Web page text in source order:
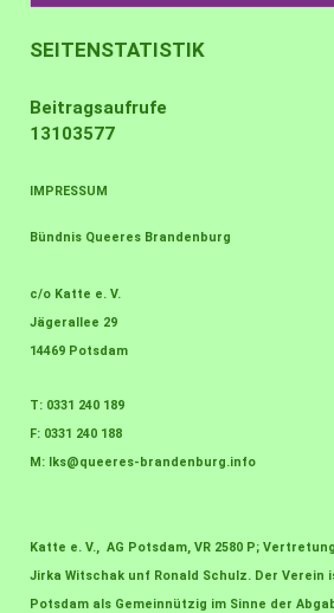
SEITENSTATISTIK
Beitragsaufrufe
13103577
IMPRESSUM
Bündnis Queeres Brandenburg
c/o Katte e. V.
Jägerallee 29
14469 Potsdam
T: 0331 240 189
F: 0331 240 188
M:
lks@queeres-brandenburg.info
Katte e. V., AG Potsdam, VR 2580 P;
Jirka Witschak unf Ronald Schulz. Der Verein
Potsdam als Gemeinnützig im Sinne der